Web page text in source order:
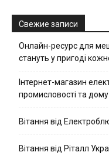
Свежие записи
Онлайн-ресурс для
стануть у пригоді
Інтернет-магазин
промисловості та дому
Вітання від
Вітання від Ріталл